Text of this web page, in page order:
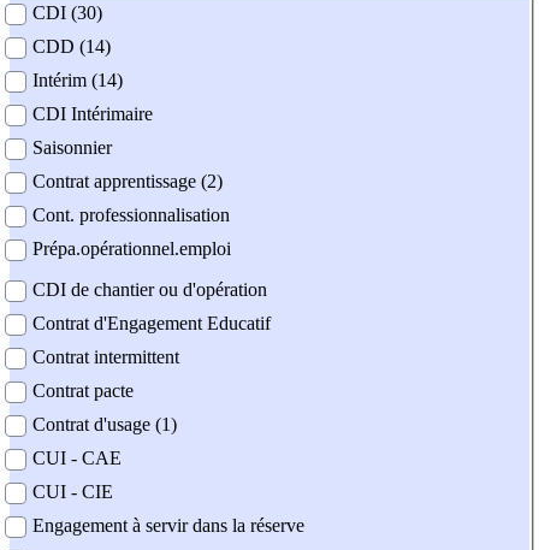
contrat
CDI (30)
CDD (14)
Intérim (14)
CDI Intérimaire
Saisonnier
Contrat apprentissage (2)
Cont. professionnalisation
Prépa.opérationnel.emploi
CDI de chantier ou d'opération
Contrat d'Engagement Educatif
Contrat intermittent
Contrat pacte
Contrat d'usage (1)
CUI - CAE
CUI - CIE
Engagement à servir dans la réserve